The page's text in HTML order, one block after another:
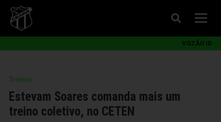
VOZÃO ID
Treinos
Estevam Soares comanda mais um
treino coletivo, no CETEN